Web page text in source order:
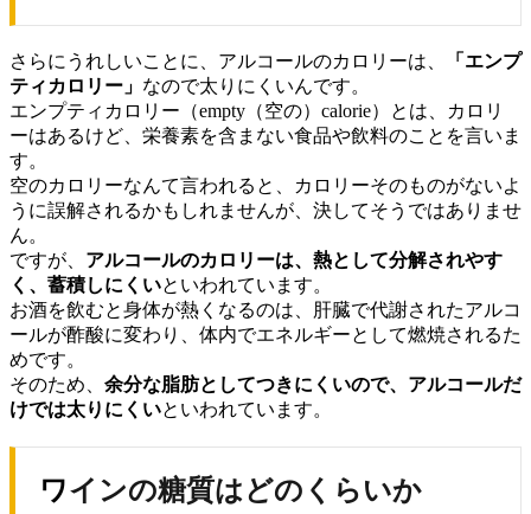
さらにうれしいことに、アルコールのカロリーは、
「エンプ
ティカロリー」 なので太りにくいんです。
エンプティカロリー（empty（空の）calorie）とは、カロリ
ーはあるけど、栄養素を含まない食品や飲料のことを言いま
す。
空のカロリーなんて言われると、カロリーそのものがないよ
うに誤解されるかもしれませんが、決してそうではありませ
ん。
ですが、 アルコールのカロリーは、熱として分解されやす
く、蓄積しにくいといわれています。
お酒を飲むと身体が熱くなるのは、肝臓で代謝されたアルコ
ールが酢酸に変わり、体内でエネルギーとして燃焼されるた
めです。
そのため、 余分な脂肪としてつきにくいので、 アルコールだ
けでは太りにくいといわれています。
ワインの糖質はどのくらいか